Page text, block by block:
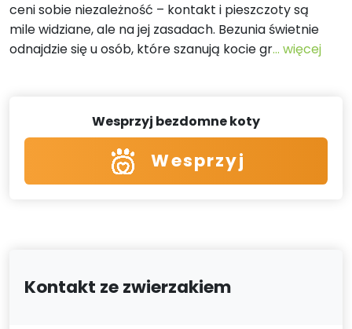
ceni sobie niezależność – kontakt i pieszczoty są
mile widziane, ale na jej zasadach. Bezunia świetnie
odnajdzie się u osób, które szanują kocie gr... więcej
Wesprzyj bezdomne koty
Wesprzyj
Kontakt ze zwierzakiem